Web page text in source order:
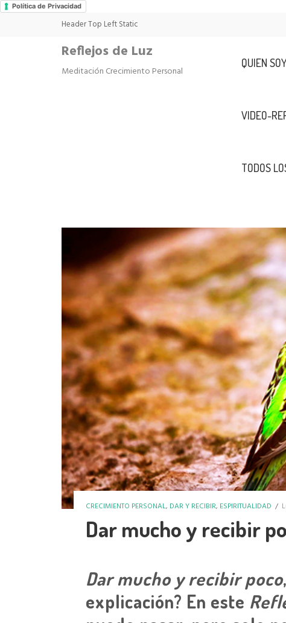
Política de Privacidad
Header Top Left Static
Reflejos de Luz
Meditación Crecimiento Personal
QUIEN
VIDEO-
TODOS
CRECIMIENTO PERSONAL, DAR Y RECIBIR, ESPIRITUALIDAD /
Dar mucho y recibir
Dar mucho y recibir poco
explicación? En este